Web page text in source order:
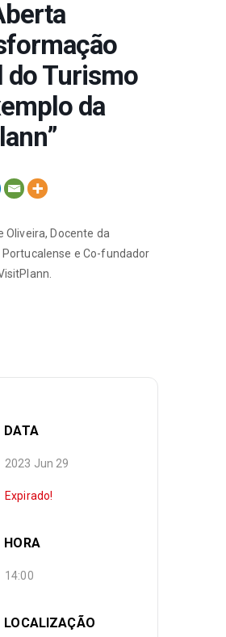
do Turismo
da
Oliveira, Docente da
e Co-fundador
DATA
2023 Jun 29
Expirado!
HORA
14:00
LOCALIZAÇÃO